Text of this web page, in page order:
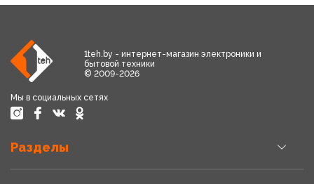
1teh.by - интернет-магазин электроники и
бытовой техники
© 2009-2026
Мы в социальных сетях
Разделы